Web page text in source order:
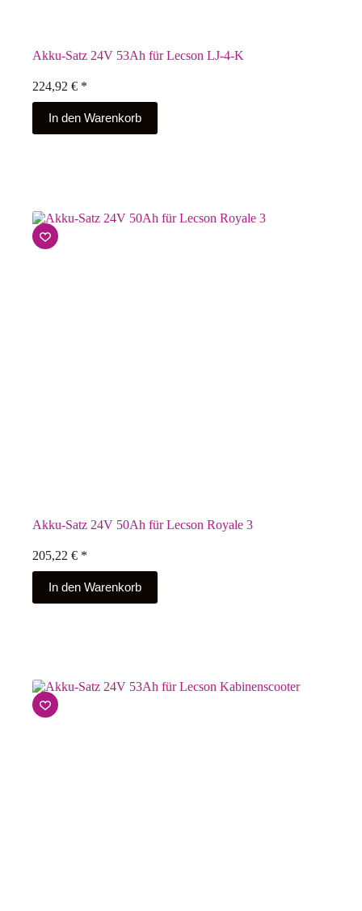
Akku-Satz 24V 53Ah für Lecson LJ-4-K
224,92 € *
In den Warenkorb
Akku-Satz 24V 50Ah für Lecson Royale 3
205,22 € *
In den Warenkorb